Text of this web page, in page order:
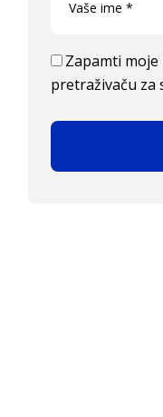
Zapamti moje
pretraživaču za